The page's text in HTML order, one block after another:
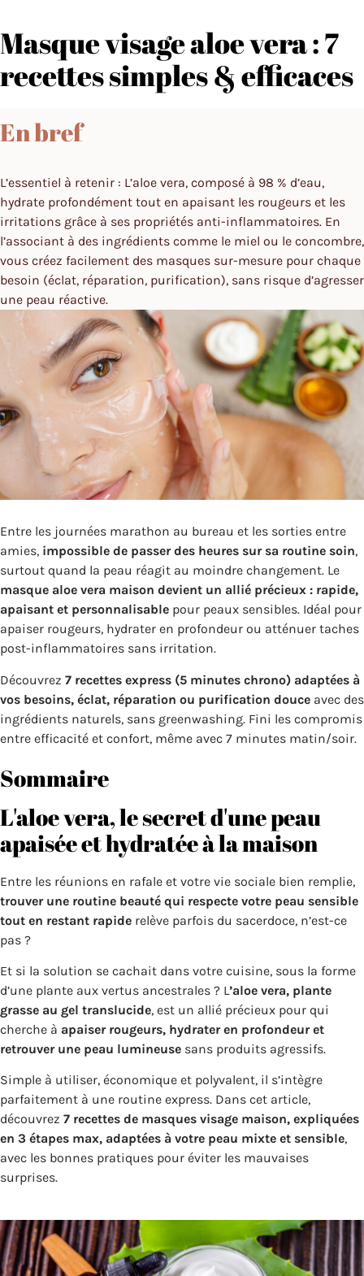
Masque visage aloe vera : 7
recettes simples & efficaces
En bref
L’essentiel à retenir : L’aloe vera, composé à 98 % d’eau,
hydrate profondément tout en apaisant les rougeurs et les
irritations grâce à ses propriétés anti-inflammatoires. En
l’associant à des ingrédients comme le miel ou le concombre,
vous créez facilement des masques sur-mesure pour chaque
besoin (éclat, réparation, purification), sans risque d’agresser
une peau réactive.
Entre les journées marathon au bureau et les sorties entre
amies, impossible de passer des heures sur sa routine soin,
surtout quand la peau réagit au moindre changement. Le
masque aloe vera maison devient un allié précieux : rapide,
apaisant et personnalisable pour peaux sensibles. Idéal pour
apaiser rougeurs, hydrater en profondeur ou atténuer taches
post-inflammatoires sans irritation.
Découvrez 7 recettes express (5 minutes chrono) adaptées à
vos besoins, éclat, réparation ou purification douce avec des
ingrédients naturels, sans greenwashing. Fini les compromis
entre efficacité et confort, même avec 7 minutes matin/soir.
Sommaire
L'aloe vera, le secret d'une peau
apaisée et hydratée à la maison
Entre les réunions en rafale et votre vie sociale bien remplie,
trouver une routine beauté qui respecte votre peau sensible
tout en restant rapide relève parfois du sacerdoce, n’est-ce
pas ?
Et si la solution se cachait dans votre cuisine, sous la forme
d’une plante aux vertus ancestrales ? L’aloe vera, plante
grasse au gel translucide, est un allié précieux pour qui
cherche à apaiser rougeurs, hydrater en profondeur et
retrouver une peau lumineuse sans produits agressifs.
Simple à utiliser, économique et polyvalent, il s’intègre
parfaitement à une routine express. Dans cet article,
découvrez 7 recettes de masques visage maison, expliquées
en 3 étapes max, adaptées à votre peau mixte et sensible,
avec les bonnes pratiques pour éviter les mauvaises
surprises.